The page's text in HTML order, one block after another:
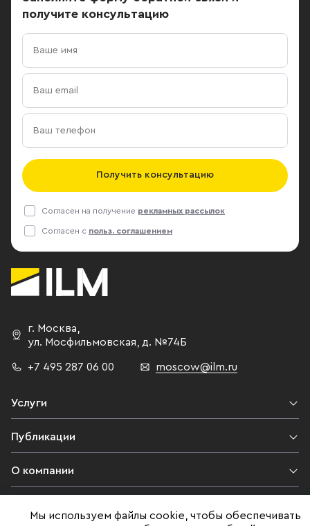
получите консультацию
Получить консультацию
Согласен на получение рекламных рассылок
Согласен с польз. соглашением
г. Москва
ул. Мосфильмовская,
д. №74Б
+7 495 287 06 00 moscow@ilm.ru
Услуги
Публикации
О компании
Мы используем файлы cookie, чтобы обеспечивать